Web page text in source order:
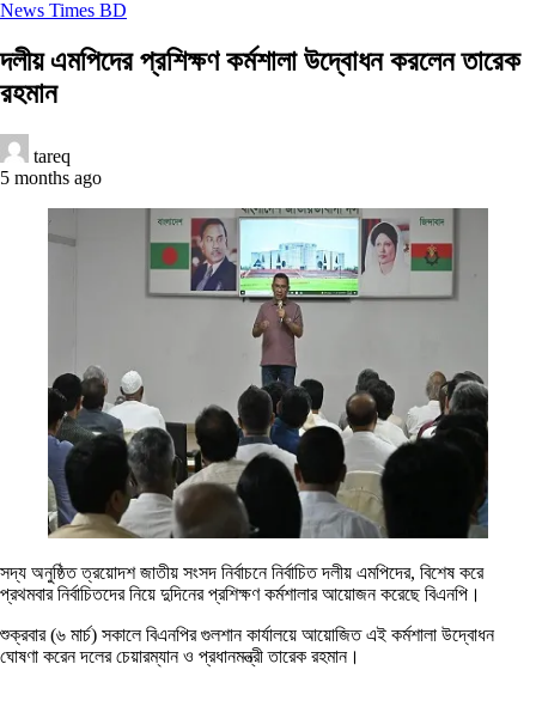
News Times BD
দলীয় এমপিদের প্রশিক্ষণ কর্মশালা উদ্বোধন করলেন তারেক
রহমান
tareq
5 months ago
সদ্য অনুষ্ঠিত ত্রয়োদশ জাতীয় সংসদ নির্বাচনে নির্বাচিত দলীয় এমপিদের, বিশেষ করে
প্রথমবার নির্বাচিতদের নিয়ে দুদিনের প্রশিক্ষণ কর্মশালার আয়োজন করেছে বিএনপি।
শুক্রবার (৬ মার্চ) সকালে বিএনপির গুলশান কার্যালয়ে আয়োজিত এই কর্মশালা উদ্বোধন
ঘোষণা করেন দলের চেয়ারম্যান ও প্রধানমন্ত্রী তারেক রহমান।